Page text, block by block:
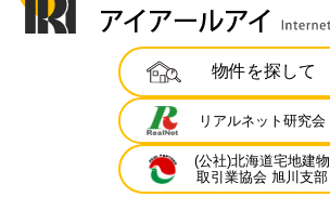
物件を探して
リアルネット研究会
(公社)北海道宅地建物
取引業協会 旭川支部